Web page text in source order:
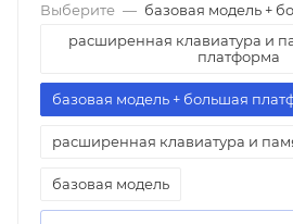
Выберите — базовая модель +
расширенная клавиатура и
платформа
базовая модель + большая
расширенная клавиатура и
базовая модель